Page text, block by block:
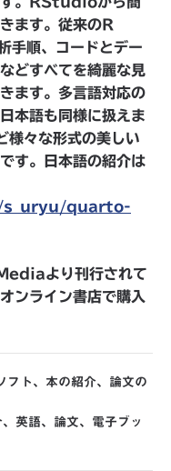
ます。従来のR
順、コードとデー
どすべてを綺麗な見
ます。多言語対応の
本語も同様に扱えま
々な形式の美しい
す。日本語の紹介は
quarto-
より刊行されて
ンライン書店で購入
フト 、 本の紹介、 論文の
、 英語、 論文、 電子ブッ